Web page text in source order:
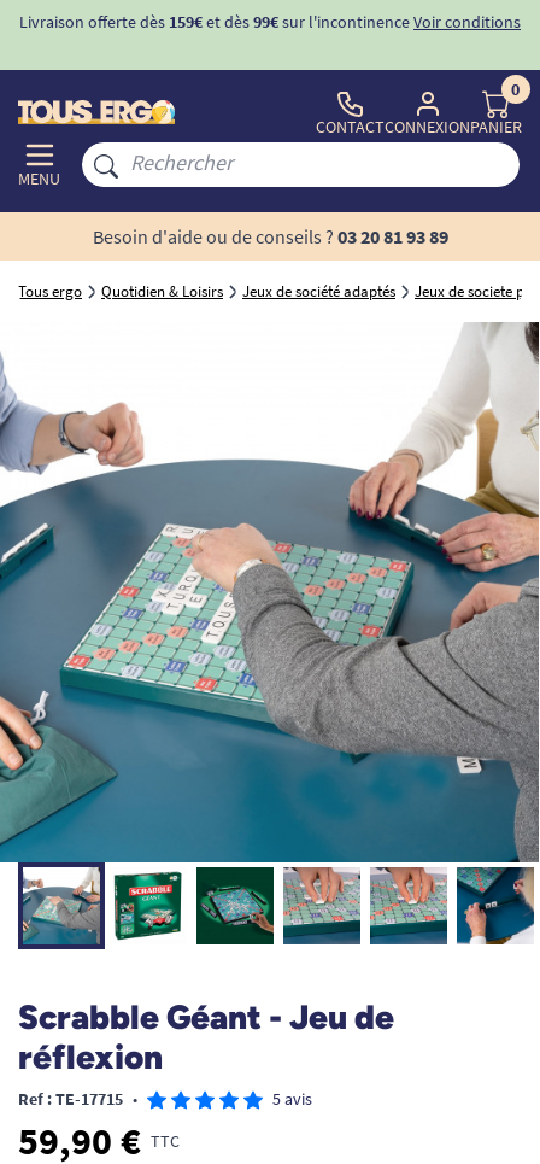
Livraison offerte dès 159€et dès99€sur l'incontinenceVoir conditions
MENU
CONTACTCONNEXION
0
PANIER
Besoin d'aide ou de conseils ? 03 20 81 93 89
Tous ergo Quotidien & Loisirs Jeux de société adaptés Jeux de societe
Scrabble Géant - Jeu de
réflexion
Ref : TE-17715 • 5 avis
59,90 € TTC